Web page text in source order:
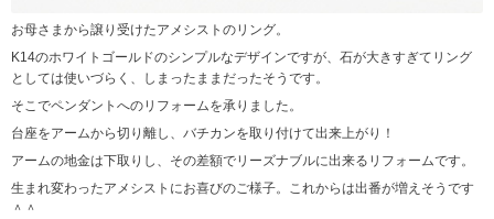
お母さまから譲り受けたアメシストのリング。
K14のホワイトゴールドのシンプルなデザインですが、石が大きすぎてリング
としては使いづらく、しまったままだったそうです。
そこでペンダントへのリフォームを承りました。
台座をアームから切り離し、バチカンを取り付けて出来上がり！
アームの地金は下取りし、その差額でリーズナブルに出来るリフォームです。
生まれ変わったアメシストにお喜びのご様子。これからは出番が増えそうです
＾＾